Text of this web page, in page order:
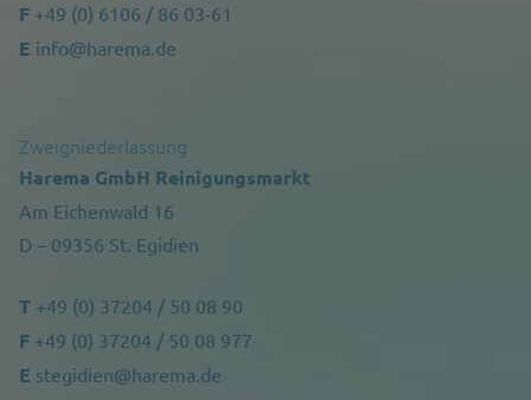
F +49 (0) 6106 / 86 03-61
E info@harema.de
Zweigniederlassung
Harema GmbH Reinigungsmarkt
Am Eichenwald 16
D – 09356 St. Egidien
T +49 (0) 37204 / 50 08 90
F +49 (0) 37204 / 50 08 977
E stegidien@harema.de